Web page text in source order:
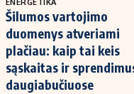
Šilumos vartojimo
duomenys atveriami
plačiau: kaip tai keis
sąskaitas ir
daugiabučiuose